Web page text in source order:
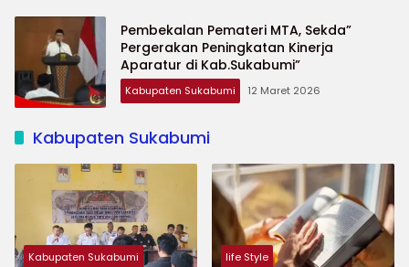
Pembekalan Pemateri MTA, Sekda”
Pergerakan Peningkatan Kinerja
Aparatur di Kab.Sukabumi”
Kabupaten Sukabumi 12 Maret 2026
Kabupaten Sukabumi
Kabupaten Sukabumi life Style